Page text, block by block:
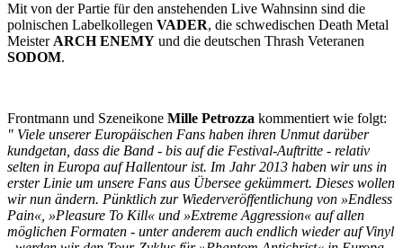
Mit von der Partie für den anstehenden Live Wahnsinn sind die
polnischen Labelkollegen VADER, die schwedischen Death Metal
Meister ARCH ENEMY und die deutschen Thrash Veteranen
SODOM.
Frontmann und Szeneikone Mille Petrozza kommentiert wie folgt:
" Viele unserer Europäischen Fans haben ihren Unmut darüber
kundgetan, dass die Band - bis auf die Festival-Auftritte - relativ
selten in Europa auf Hallentour ist. Im Jahr 2013 haben wir uns in
erster Linie um unsere Fans aus Übersee gekümmert. Dieses wollen
wir nun ändern. Pünktlich zur Wiederveröffentlichung von »Endless
Pain«, »Pleasure To Kill« und »Extreme Aggression« auf allen
möglichen Formaten - unter anderem auch endlich wieder auf Vinyl